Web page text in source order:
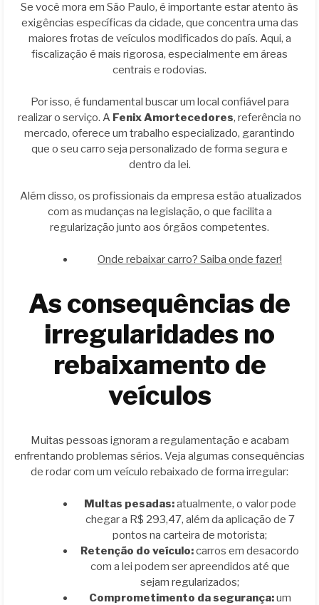
Se você mora em São Paulo, é importante estar atento às
exigências específicas da cidade, que concentra uma das
maiores frotas de veículos modificados do país. Aqui, a
fiscalização é mais rigorosa, especialmente em áreas
centrais e rodovias.
Por isso, é fundamental buscar um local confiável para
realizar o serviço. A Fenix Amortecedores, referência no
mercado, oferece um trabalho especializado, garantindo
que o seu carro seja personalizado de forma segura e
dentro da lei.
Além disso, os profissionais da empresa estão atualizados
com as mudanças na legislação, o que facilita a
regularização junto aos órgãos competentes.
Onde rebaixar carro? Saiba onde fazer!
As consequências de
irregularidades no
rebaixamento de
veículos
Muitas pessoas ignoram a regulamentação e acabam
enfrentando problemas sérios. Veja algumas consequências
de rodar com um veículo rebaixado de forma irregular:
Multas pesadas:atualmente, o valor pode
chegar a R$ 293,47, além da aplicação de 7
pontos na carteira de motorista;
Retenção do veículo:carros em desacordo
com a lei podem ser apreendidos até que
sejam regularizados;
Comprometimento da segurança:um